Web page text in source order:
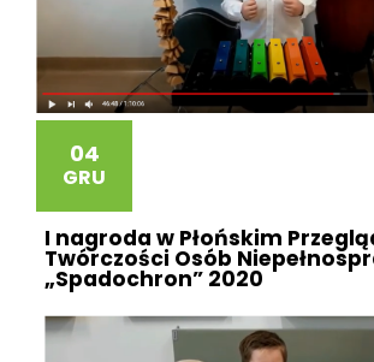
04
GRU
I nagroda w Płońskim
Twórczości Osób
„Spadochron” 2020